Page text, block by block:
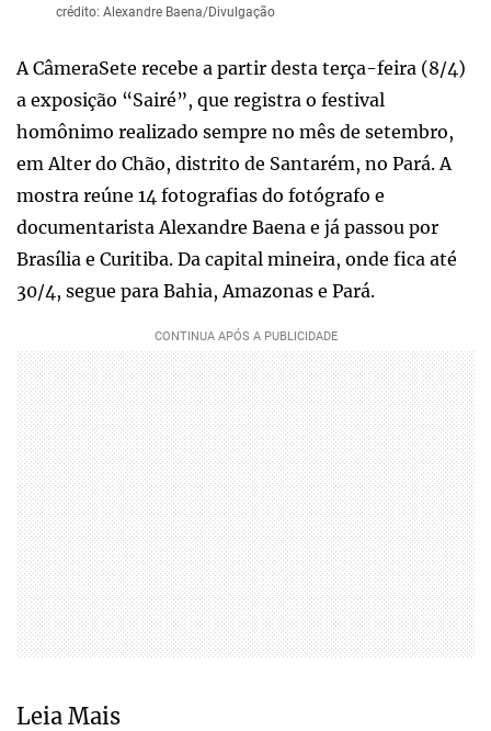
crédito: Alexandre Baena/Divulgação
A CâmeraSete recebe a partir desta terça-feira (8/4)
a exposição “Sairé”, que registra o festival
homônimo realizado sempre no mês de setembro,
em Alter do Chão, distrito de Santarém, no Pará. A
mostra reúne 14 fotografias do fotógrafo e
documentarista Alexandre Baena e já passou por
Brasília e Curitiba. Da capital mineira, onde fica até
30/4, segue para Bahia, Amazonas e Pará.
Leia Mais